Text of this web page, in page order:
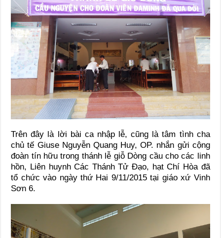
Trên đây là lời bài ca nhập lễ, cũng là tâm tình cha
chủ tế Giuse Nguyễn Quang Huy, OP. nhắn gửi cộng
đoàn tín hữu trong thánh lễ giỗ Dòng cầu cho các linh
hồn, Liên huynh Các Thánh Tử Đạo, hạt Chí Hòa đã
tổ chức vào ngày thứ Hai 9/11/2015 tại giáo xứ Vinh
Sơn 6.